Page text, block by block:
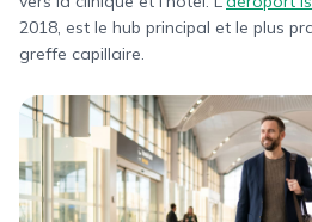
2018, est le hub principal et le plus
greffe capillaire.